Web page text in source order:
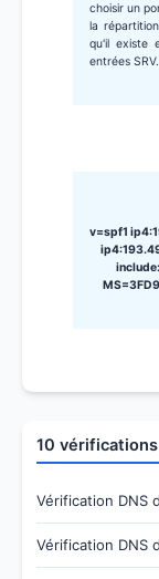
choisir un
la
qu'il existe
entrées SRV.
v=spf1
10
Vérification DNS
Vérification DNS